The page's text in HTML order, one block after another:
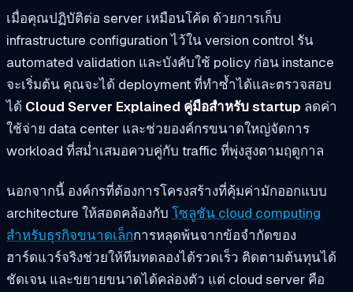
เมื่อคุณปฏิบัติต่อ server เหมือนโค้ด ด้วยการเก็บ
infrastructure configuration ไว้ใน version control รัน
automated validation และบังคับใช้ policy ก่อน instance
จะเริ่มต้น คุณจะได้ deployment ที่ทำซ้ำได้และตรวจสอบ
ได้ Cloud Server Explained คู่มือสำหรับ startup ลดค่า
ใช้จ่าย data center และช่วยองค์กรขนาดใหญ่จัดการ
workload ที่สม่ำเสมอควบคู่กับ traffic ที่พุ่งสูงตามฤดูกาล
นอกจากนี้ องค์กรที่ต้องการโครงสร้างที่คุ้มค่ามักออกแบบ
architecture ให้สอดคล้องกับ โซลูชัน cloud computing
สำหรับธุรกิจขนาดเล็กการหลุดพ้นจากข้อจำกัดของ
ฮาร์ดแวร์จริงช่วยให้ทีมทดลองได้รวดเร็ว ติดตามต้นทุนได้
ชัดเจน และขยายขนาดได้คล่องตัว แต่ cloud server คือ